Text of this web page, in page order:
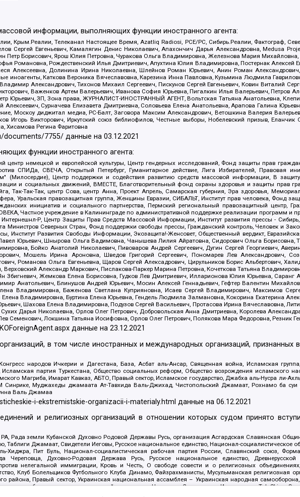
информации, выполняющих функции иностранного агента:
Крым.Реалии, Телеканал Настоящее Время, Azatliq Radiosi, PCE/PC, Сибирь.Реалии, Фактограф,
Сергей Евгеньевич, Камалягин Денис Николаевич, Апахончич Дарья Александровна, Medusa
Петр Борисович, Ярош Юлия Петровна, Чуракова Ольга Владимировна, Железнова Мария Михайловна,
Романовна, Рождественский Илья Дмитриевич, Апухтина Юлия Владимировна, Постернак Алексей
Алексеевна, Долинина Ирина Николаевна, Шлейнов Роман Юрьевич, Анин Роман
иноагенты, Каткова Вероника Вячеславовна, Карезина Инна Павловна, Кузьмина Людмила
Александрович, Тихонов Михаил Сергеевич, Пискунов Сергей Евгеньевич, Ковин Виталий
Важенков Артем Валерьевич, Иванова София Юрьевна, Пигалкин Илья Валерьевич, Петров
Юрьевич, ЗП, Зона права, ЖУРНАЛИСТ-ИНОСТРАННЫЙ АГЕНТ, Вольтская Татьяна Анатольевна,
Алексеевич, Сурначева Елизавета Дмитриевна, Соловьева Елена Анатольевна, Арапова Галина
Москоу диджитал медиа, РС-Балт, Заговора Максим Александрович, Ветошкина Валерия
Игорь Викторович, Иркутский союз библиофилов, Честные выборы, Нобелевский призыв, Еланчик
Хисамова Регина Фаритовна
documents/7755/ данные на03.12.2021
функции иностранного агента:
центр немецкой и европейской культуры, Центр гендерных исследований, Фонд защиты прав
СПИДа, СВЕЧА, Открытый Петербург, Гуманитарное действие, Лига Избирателей, Правовая
(Милосердие), Центр поддержки и содействия развитию средств массовой информации, В
и социальных движений, ВМЕСТЕ, Благотворительный фонд охраны здоровья и защиты
Так-Так-Так, центр Сова, центр Анна, Проект Апрель, Самарская губерния, Эра здоровья,
Уральская правозащитная группа, Женщины Евразии, СИБАЛЬТ, Институт прав человека, Фонд
инициатив и социального партнерства, Пермский региональный правозащитный центр,
Частное учреждение в Калининграде по административной поддержке реализации программ и
Интернешнл-Р, Центр Защиты Прав Средств Массовой Информации, Институт развития прессы -
Министров Северных Стран, Фонд поддержки свободы прессы, Гражданский контроль, Человек и
Институт Развития Свободы Информации, Экозащита!-Женсовет, Общественный вердикт,
Юрьевич, Шнырова Ольга Вадимовна, Чанышева Лилия Айратовна, Сидорович Ольга Борисовна,
Бойко Анатолий Николаевич, Пивоваров Андрей Сергеевич, Дугин Сергей Георгиевич,
Мошель Ирина Ароновна, Шведов Григорий Сергеевич, Пономарев Лев Александрович,
Романова Ольга Евгеньевна, Щаров Сергей Алексадрович, Цирульников Борис Альбертович,
Верховский Александр Маркович, Пислакова-Паркер Марина Петровна, Кочеткова Татьяна
Збигневич, Жемкова Елена Борисовна, Гудков Лев Дмитриевич, Илларионова Юлия Юрьевна,
Анатольевич, Блинушов Андрей Юрьевич, Мосин Алексей Геннадьевич, Гефтер Валентин
Владимировна, Баженова Светлана Куприяновна, Исаев Сергей Владимирович, Максимов
Елена Владимировна, Буртина Елена Юрьевна, Гендель Людмила Залмановна, Кокорина Екатерина
Шахова Елена Владимировна, Подузов Сергей Васильевич, Протасова Ирина Вячеславовна,
Дарья Николаевна, Орлов Олег Петрович, Добровольская Анна Дмитриевна, Королева
Семенович, Локшина Татьяна Иосифовна, Орлов Олег Петрович, Полякова Мара Федоровна, Резник
данные на23.12.2021
в том числе иностранных и международных организаций, признанных
народов Ичкерии и Дагестана, База, Асбат аль-Ансар, Священная война, Исламская
Исламская партия Туркестана, Общество социальных реформ, Общество возрождения
Магриба, Имарат Кавказ, АБТО, Правый сектор, Исламское государство, Джабха аль-Нусра
Синрике, Муджахеды джамаата Ат-Тавхида Валь-Джихад, Чистопольский Джамаат, Рохнамо ба суи
Валь Джамаа
i-ekstremistskie-organizacii-i-materialy.html данные на06.12.2021
и религиозных организаций в отношении которых судом принято
Рада земли Кубанской Духовно Родовой Державы Русь, организация Асгардская Славянская
Таблиги Джамаат, Свидетели Иеговы, Русское национальное единство, Национал-
Хиджра, Пит Буль, Национал-социалистическая рабочая партия России, Славянский союз,
Череповца, Духовно-Родовая Держава Русь, Русское национальное единство, Древнерусской
нелегальной иммиграции, Кровь и Честь, О свободе совести и о религиозных
Клуб Болельщиков Футбольного Клуба Динамо, Файзрахманисты, Мусульманская
района, Правый сектор, Украинская национальная ассамблея – Украинская народная
объединение последователей инглиизма, Народная Социальная Инициатива, TulaSkins,